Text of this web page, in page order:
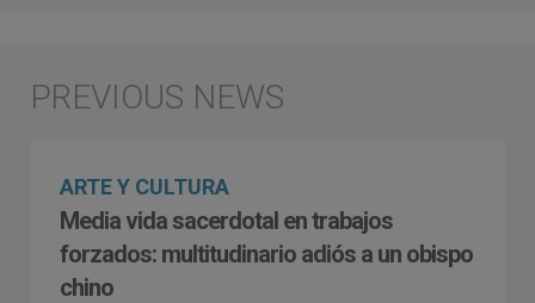
ARTE Y CULTURA
Media vida sacerdotal en trabajos
forzados: multitudinario adiós a un obispo
chino